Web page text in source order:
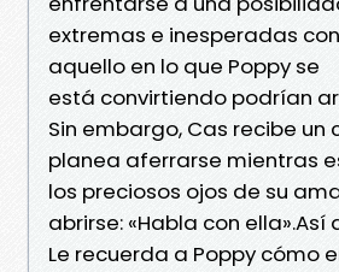
extremas e inesperadas
aquello en lo que Poppy se
está convirtiendo podrían
Sin embargo, Cas recibe un
planea aferrarse mientras
los preciosos ojos de su
abrirse: «Habla con ella».Así
Le recuerda a Poppy cómo